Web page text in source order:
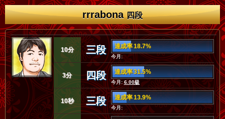
rrrabona四段
10分 三段 達成率 18.7%
今月:
3分 四段 達成率 31.5%
今月:6.00級
10秒 三段 達成率 13.9%
今月: